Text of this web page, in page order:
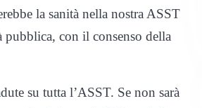
la sanità nella nostra ASST
pubblica, con il consenso della
su tutta l’ASST. Se non sarà